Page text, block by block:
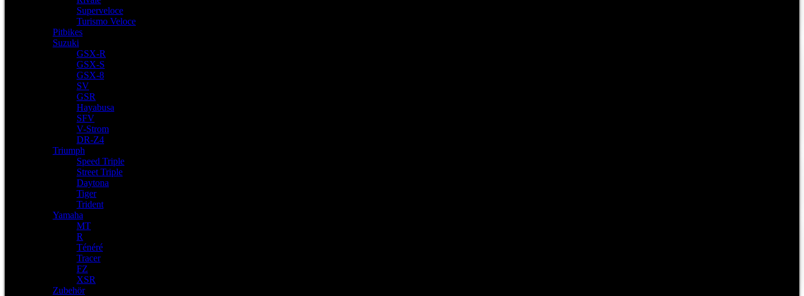
Superveloce
Turismo Veloce
Pitbikes
Suzuki
GSX-R
GSX-S
GSX-8
SV
GSR
Hayabusa
SFV
V-Strom
DR-Z4
Triumph
Speed Triple
Street Triple
Daytona
Tiger
Trident
Yamaha
MT
R
Ténéré
Tracer
FZ
XSR
Zubehör